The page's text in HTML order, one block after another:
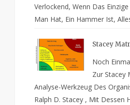
Verlockend, Wenn Das
Man Hat, Ein Hammer Ist,
Stacey
Noch
Zur Stacey
Analyse-Werkzeug Des
Ralph D. Stacey , Mit Dessen